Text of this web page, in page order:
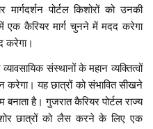
पोर्टल किशोरों को उनकी
कैरियर मार्ग चुनने में मदद करेगा
करेगा।
संस्थानों के महान व्यक्तित्वों
यह छात्रों को संभावित सीखने
है। गुजरात कैरियर पोर्टल राज्य
छात्रों को लैस करने के लिए एक